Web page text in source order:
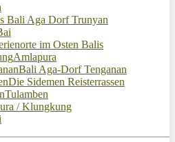
Bali Aga Dorf Trunyan
im Osten Balis
Amlapura
Bali Aga-Dorf Tenganan
Die Sidemen Reisterrassen
Tulamben
/ Klungkung